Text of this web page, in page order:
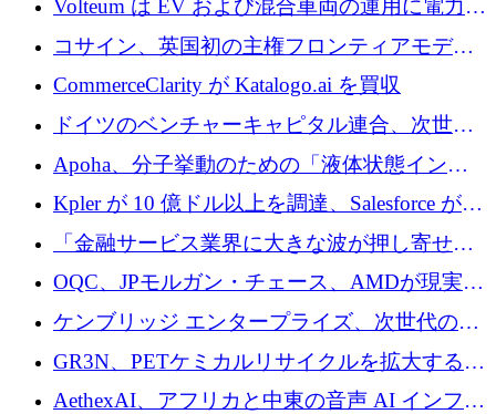
Volteum は EV および混合車両の運用に電力を
供給するために 250 万ユーロを寄付
コサイン、英国初の主権フロンティアモデル
で業界の支援を確保
CommerceClarity が Katalogo.ai を買収
ドイツのベンチャーキャピタル連合、次世代
スタートアップの成長に向けて機関投資家へ
の資本シフトを呼びかけ
Apoha、分子挙動のための「液体状態インテ
リジェンス」を構築するために3,600万ドルを
かけてステルス状態から出現
Kpler が 10 億ドル以上を調達、Salesforce が
Contentful を買収、Built in Europe キャンペー
ンを開始
「金融サービス業界に大きな波が押し寄せて
いる」と「欧州初のAIネイティブ銀行」のボ
スが語る
OQC、JPモルガン・チェース、AMDが現実世
界のフィンテック・アプリケーションを探索
するためにQuantum-AIデータセンターを立ち
上げ
ケンブリッジ エンタープライズ、次世代のデ
ィープテック創設者向けにロンドンの出発点
を構築
GR3N、PETケミカルリサイクルを拡大するた
めにシリーズBで1,550万ユーロを調達
AethexAI、アフリカと中東の音声 AI インフラ